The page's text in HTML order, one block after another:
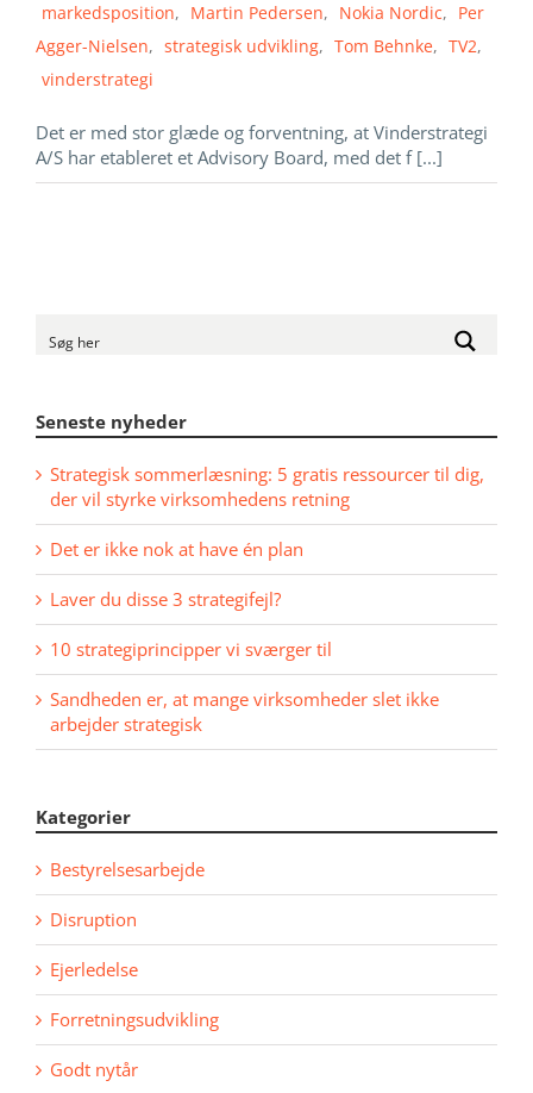
markedsposition, Martin Pedersen, Nokia Nordic, Per
Agger-Nielsen, strategisk udvikling, Tom Behnke, TV2,
vinderstrategi
Det er med stor glæde og forventning, at Vinderstrategi
A/S har etableret et Advisory Board, med det f [...]
Seneste nyheder
Strategisk sommerlæsning: 5 gratis ressourcer til dig,
der vil styrke virksomhedens retning
Det er ikke nok at have én plan
Laver du disse 3 strategifejl?
10 strategiprincipper vi sværger til
Sandheden er, at mange virksomheder slet ikke
arbejder strategisk
Kategorier
Bestyrelsesarbejde
Disruption
Ejerledelse
Forretningsudvikling
Godt nytår